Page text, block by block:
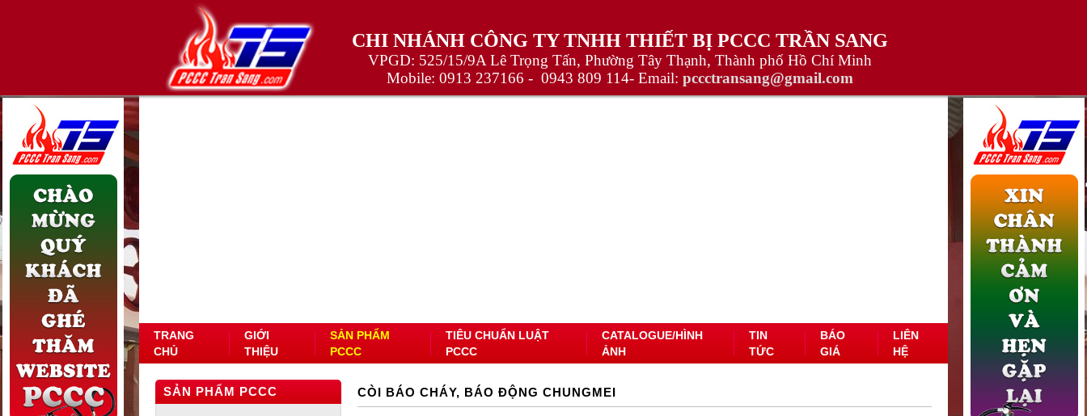
CHI NHÁNH CÔNG TY TNHH THIẾT BỊ PCCC TRẦN SANG
VPGD: 525/15/9A Lê Trọng Tấn, Phường Tây Thạnh, Thành phố Hồ Chí Minh
Mobile: 0913 237166 - 0943 809 114- Email: pccctransang@gmail.com
TRANG
CHỦ
GIỚI
THIỆU
SẢN PHẨM
PCCC
TIÊU CHUẨN LUẬT
PCCC
CATALOGUE/HÌNH
ẢNH
TIN
TỨC
BÁO
GIÁ
LIÊN
HỆ
SẢN PHẨM PCCC CÒI BÁO CHÁY, BÁO ĐỘNG CHUNGMEI